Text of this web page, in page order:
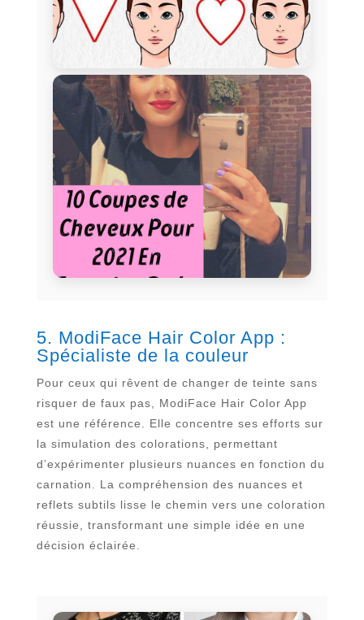
5. ModiFace Hair Color App :
Spécialiste de la couleur
Pour ceux qui rêvent de changer de teinte sans
risquer de faux pas, ModiFace Hair Color App
est une référence. Elle concentre ses efforts sur
la simulation des colorations, permettant
d’expérimenter plusieurs nuances en fonction du
carnation. La compréhension des nuances et
reflets subtils lisse le chemin vers une coloration
réussie, transformant une simple idée en une
décision éclairée.